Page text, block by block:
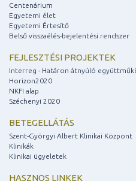
Centenárium
Egyetemi élet
Egyetemi Értesítő
Belső visszaélés-bejelentési rendszer
FEJLESZTÉSI PROJEKTEK
Interreg - Határon átnyúló
Horizon2020
NKFI alap
Széchenyi 2020
BETEGELLÁTÁS
Szent-Györgyi Albert Klinikai Központ
Klinikák
Klinikai ügyeletek
HASZNOS LINKEK